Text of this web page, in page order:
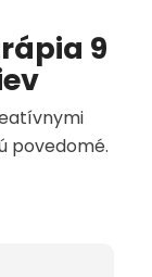
9
povedomé.